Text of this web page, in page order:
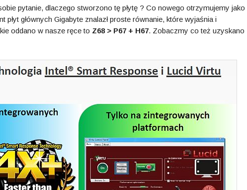
pytanie, dlaczego stworzono tę płytę ? Co nowego otrzymujemy jako
płyt głównych Gigabyte znalazł proste równanie, które wyjaśnia i
oddano w nasze ręce to Z68 > P67 + H67. Zobaczmy co też uzyskano